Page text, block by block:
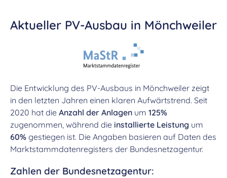
Aktueller PV-Ausbau in Mönchweiler
Die Entwicklung des PV-Ausbaus in Mönchweiler zeigt
in den letzten Jahren einen klaren Aufwärtstrend. Seit
2020 hat die Anzahl der Anlagen um 125%
zugenommen, während die installierte Leistung um
60% gestiegen ist. Die Angaben basieren auf Daten des
Marktstammdatenregisters der Bundesnetzagentur.
Zahlen der Bundesnetzagentur: